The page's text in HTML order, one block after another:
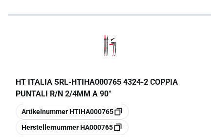
HT ITALIA SRL-HTIHA000765 4324-2 COPPIA
PUNTALI R/N 2/4MM A 90°
Kopieren
ArtikelnummerHTIHA000765
Kopieren
HerstellernummerHA000765